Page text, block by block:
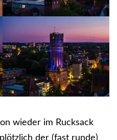
wieder im Rucksack
der (fast runde)